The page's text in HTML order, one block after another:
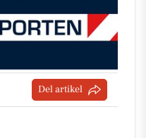
Del artikel